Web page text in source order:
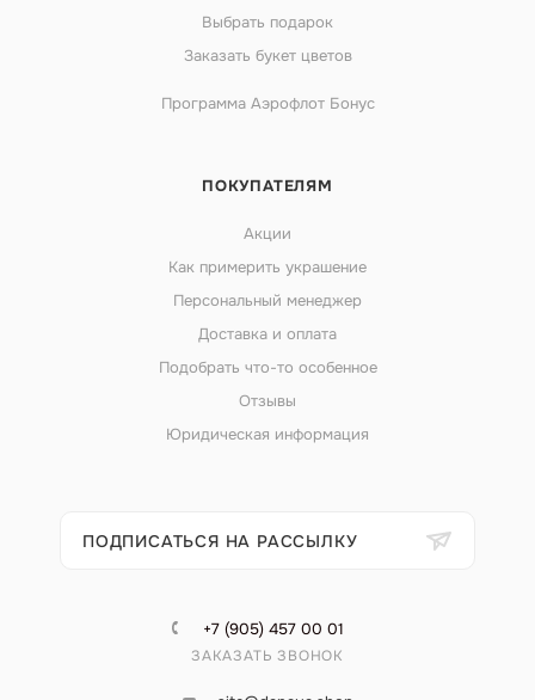
Выбрать подарок
Заказать букет цветов
Программа Аэрофлот Бонус
ПОКУПАТЕЛЯМ
Акции
Как примерить украшение
Персональный менеджер
Доставка и оплата
Подобрать что-то особенное
Отзывы
Юридическая информация
ПОДПИСАТЬСЯ НА РАССЫЛКУ
+7 (905) 457 00 01
ЗАКАЗАТЬ ЗВОНОК